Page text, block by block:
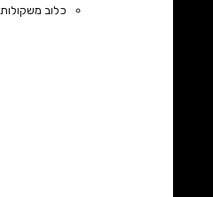
כלוב משקולות